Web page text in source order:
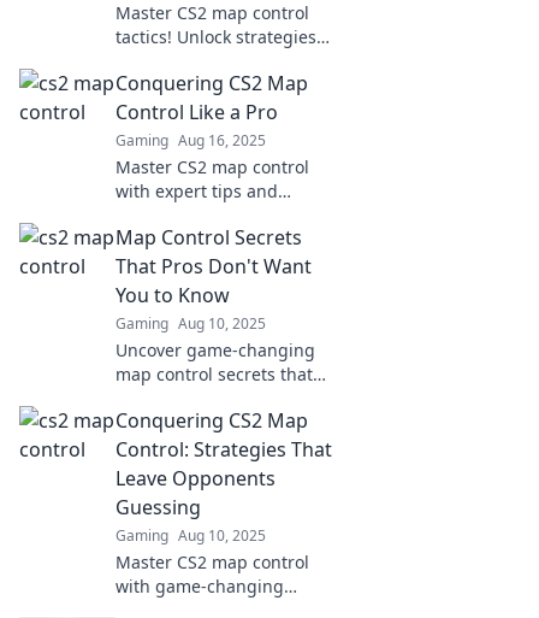
Master CS2 map control
tactics! Unlock strategies
and elevate your
gameplay to the next
level. Dive in now!
Conquering CS2 Map
Control Like a Pro
Gaming Aug 16, 2025
Master CS2 map control
with expert tips and
your gameplay and
outsmart your opponents!
Unlock your full potential
now!
Map Control Secrets
That Pros Don't Want
You to Know
Gaming Aug 10, 2025
Uncover game-changing
map control secrets that
Boost your strategy and
dominate the competition
like a pro.
Conquering CS2 Map
Control: Strategies That
Leave Opponents
Guessing
Gaming Aug 10, 2025
Master CS2 map control
with game-changing